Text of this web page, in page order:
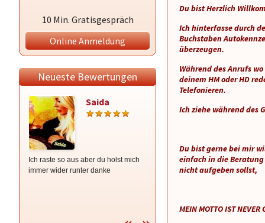
10 Min. Gratisgespräch
Online Anmeldung
Neueste Bewertungen
Saida
Ich raste so aus aber du holst mich
immer wider runter danke
Hammer Beratung vielen dank
Du bist Herzlich
Ich hinterfasse durch
Buchstaben
überzeugen.
Während des Anrufs
deinem HM oder HD
Telefonieren.
Ich ziehe während des
Du bist gerne bei mir
einfach in die
nicht aufgeben sollst,
MEIN MOTTO IST NEVER